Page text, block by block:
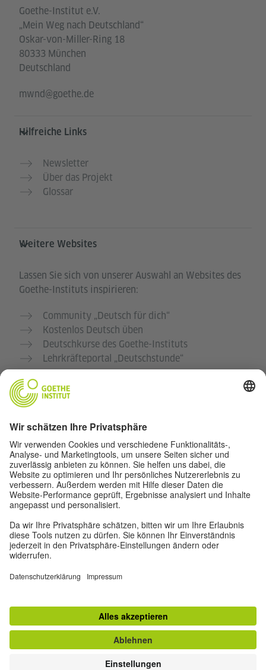
Goethe-Institut e.V.
„Mein Weg nach Deutschland“
Oskar-von-Miller-Ring 18
80333 München
Deutschland
mwnd@goethe.de
Hilfreiche Links
Newsletter
Über das Projekt
Glossar
Weitere Websites
Lassen Sie sich von unserer Auswahl an Websites des
Goethe-Instituts inspirieren:
Community „Deutsch für dich“
Kostenlos Deutsch üben
Deutschkurse des Goethe-Instituts
Lehrkräfteportal „Deutschstunde“
Datenschutz und Barrierefreiheit
Diese Website soll für möglichst viele Menschen
zugänglich und nützlich sein. Personenbezogene
Daten verwenden wir gemäß unserer
Datenschutzrichtlinie.
Privatsphäre-Einstellungen
Barrierefreiheit
Impressum Datenschutzerklärung
Nutzungsbedingungen